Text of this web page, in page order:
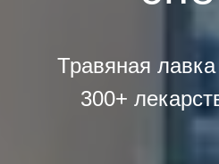
Травяная
300+